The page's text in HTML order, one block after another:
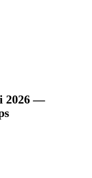
2026 —